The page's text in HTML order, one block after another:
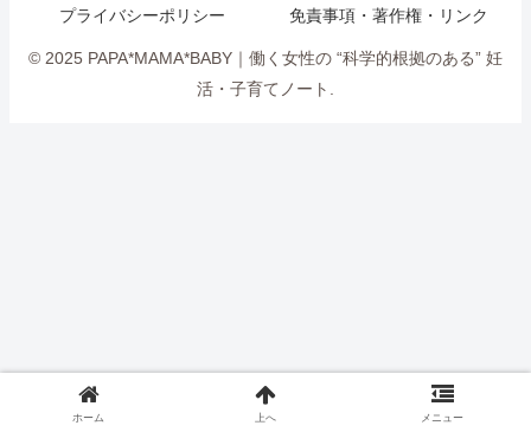
プライバシーポリシー 免責事項・著作権・リンク
© 2025 PAPA*MAMA*BABY｜働く女性の “科学的根拠のある” 妊
活・子育てノート.
ホーム 上へ メニュー